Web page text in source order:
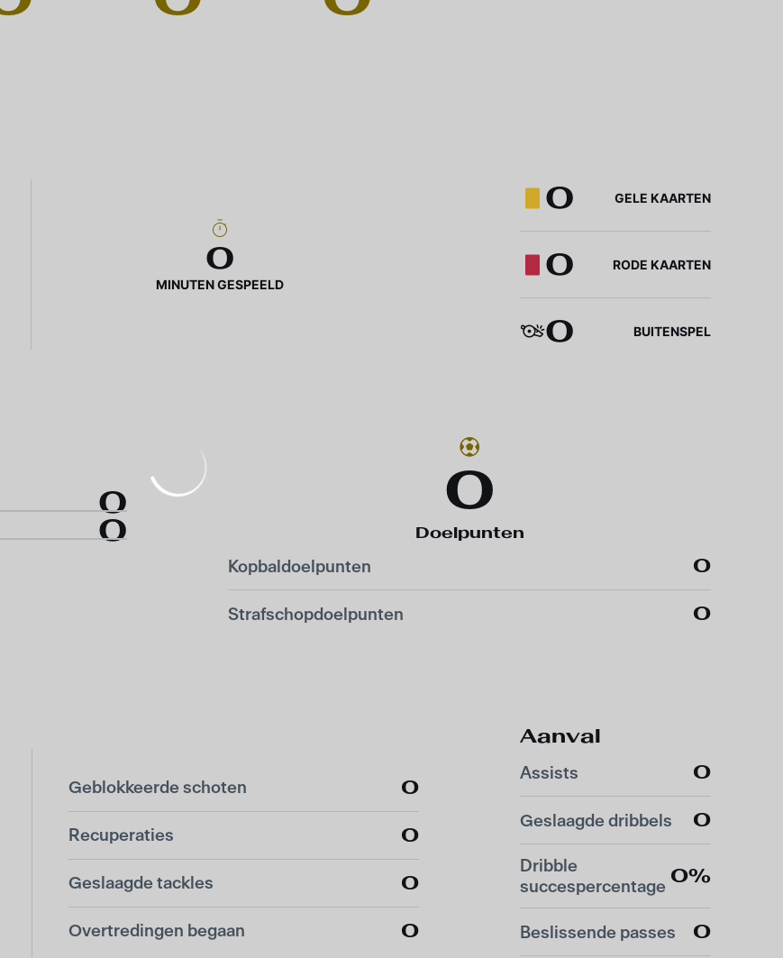
0
MINUTEN GESPEELD
0
Doelpunten
Kopbaldoelpunten 0
Strafschopdoelpunten 0
0
0
Aanval
Assists 0
Geslaagde dribbels 0
Dribble
succespercentage 0%
Beslissende passes 0
0 GELE KAARTEN
0 RODE KAARTEN
0 BUITENSPEL
Geblokkeerde schoten 0
Recuperaties 0
Geslaagde tackles 0
Overtredingen begaan 0